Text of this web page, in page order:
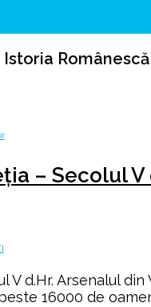
Românescă
– Secolul V
V d.Hr. Arsenalul
16000 de